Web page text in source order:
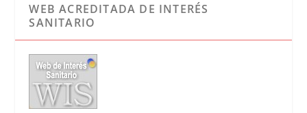
WEB ACREDITADA DE INTERÉS
SANITARIO